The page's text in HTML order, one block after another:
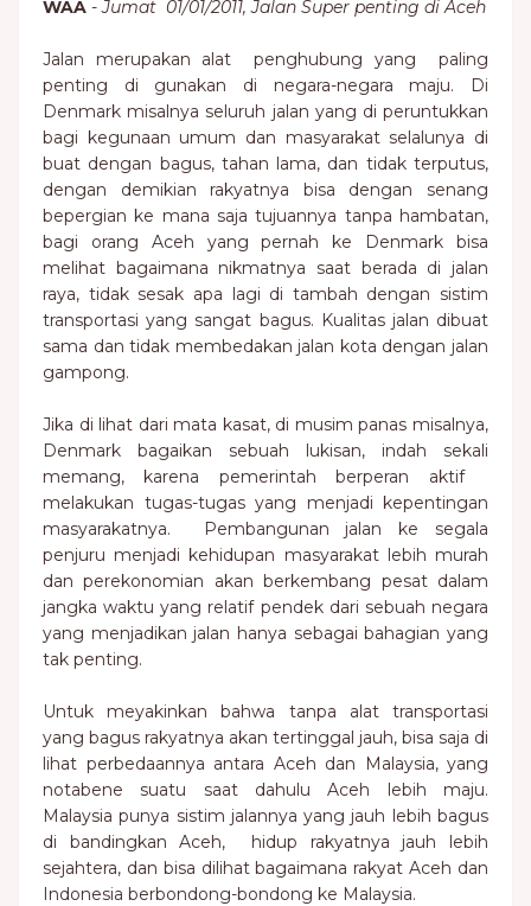
WAA -Jumat 01/01/2011, Jalan Super penting di Aceh
Jalan merupakan alat penghubung yang paling
penting di gunakan di negara-negara maju. Di
Denmark misalnya seluruh jalan yang di peruntukkan
bagi kegunaan umum dan masyarakat selalunya di
buat dengan bagus, tahan lama, dan tidak terputus,
dengan demikian rakyatnya bisa dengan senang
bepergian ke mana saja tujuannya tanpa hambatan,
bagi orang Aceh yang pernah ke Denmark bisa
melihat bagaimana nikmatnya saat berada di jalan
raya, tidak sesak apa lagi di tambah dengan sistim
transportasi yang sangat bagus. Kualitas jalan dibuat
sama dan tidak membedakan jalan kota dengan jalan
gampong.
Jika di lihat dari mata kasat, di musim panas misalnya,
Denmark bagaikan sebuah lukisan, indah sekali
memang, karena pemerintah berperan aktif
melakukan tugas-tugas yang menjadi kepentingan
masyarakatnya. Pembangunan jalan ke segala
penjuru menjadi kehidupan masyarakat lebih murah
dan perekonomian akan berkembang pesat dalam
jangka waktu yang relatif pendek dari sebuah negara
yang menjadikan jalan hanya sebagai bahagian yang
tak penting.
Untuk meyakinkan bahwa tanpa alat transportasi
yang bagus rakyatnya akan tertinggal jauh, bisa saja di
lihat perbedaannya antara Aceh dan Malaysia, yang
notabene suatu saat dahulu Aceh lebih maju.
Malaysia punya sistim jalannya yang jauh lebih bagus
di bandingkan Aceh, hidup rakyatnya jauh lebih
sejahtera, dan bisa dilihat bagaimana rakyat Aceh dan
Indonesia berbondong-bondong ke Malaysia.